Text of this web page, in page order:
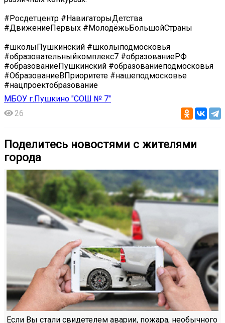
#Росдетцентр #НавигаторыДетства
#ДвижениеПервых #МолодёжьБольшойСтраны
#школыПушкинский #школыподмосковья
#образовательныйкомплекс7 #образованиеРФ
#образованиеПушкинский #образованиеподмосковья
#ОбразованиеВПриоритете #нашеподмосковье
#нацпроектобразование
МБОУ г.Пушкино "СОШ № 7"
26
Поделитесь новостями с жителями
города
Если Вы стали свидетелем аварии, пожара, необычного